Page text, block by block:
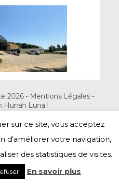
2026 - Mentions Légales -
Hurrah Luna !
de page
sur ce site, vous acceptez
d'améliorer votre navigation,
des statistiques de visites.
En savoir plus